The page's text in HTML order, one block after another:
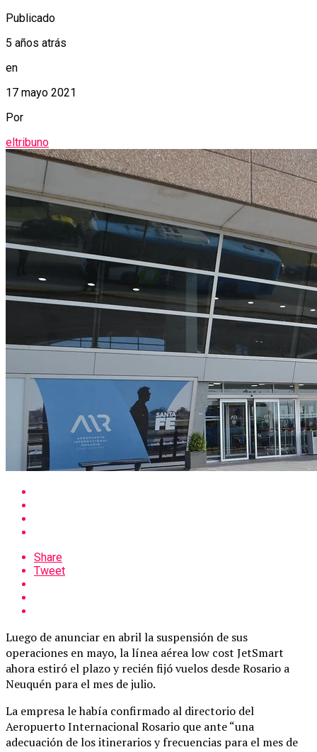
Publicado
5 años atrás
en
17 mayo 2021
Por
eltribuno
Share
Tweet
Luego de anunciar en abril la suspensión de sus
operaciones en mayo, la línea aérea low cost JetSmart
ahora estiró el plazo y recién fijó vuelos desde Rosario a
Neuquén para el mes de julio.
La empresa le había confirmado al directorio del
Aeropuerto Internacional Rosario que ante “una
adecuación de los itinerarios y frecuencias para el mes de